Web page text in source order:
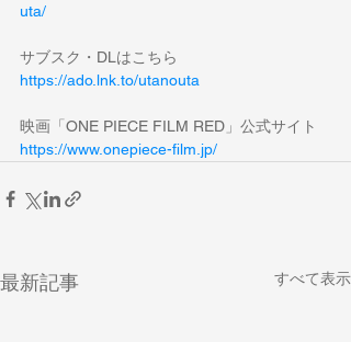
uta/
サブスク・DLはこちら
https://ado.lnk.to/utanouta
映画「ONE PIECE FILM RED」公式サイト
https://www.onepiece-film.jp/
最新記事 すべて表示